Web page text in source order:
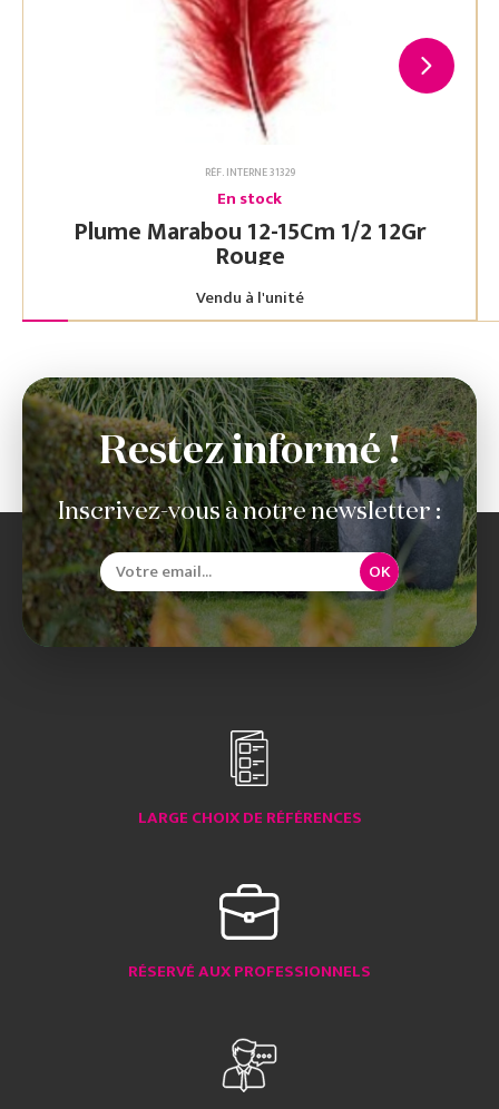
RÉF. INTERNE 31329
En stock
Plume Marabou 12-15Cm 1/2 12Gr
Rouge
Vendu à l'unité
Restez informé !
Inscrivez-vous à notre newsletter :
OK
LARGE CHOIX DE RÉFÉRENCES
RÉSERVÉ AUX PROFESSIONNELS